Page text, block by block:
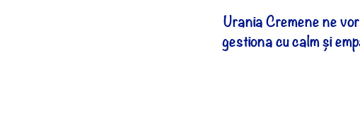
Urania Cremene ne
gestiona cu calm și